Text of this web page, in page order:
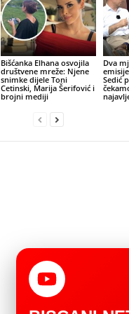
Bišćanka Elhana osvojila
društvene mreže: Njene
snimke dijele Toni
Cetinski, Marija Šerifović i
brojni mediji
Dva
Sedić